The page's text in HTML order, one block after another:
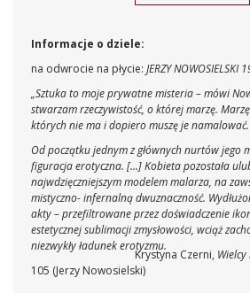
Informacje o dziele:
na odwrocie na płycie: JERZY NOWOSIELSKI
„Sztuka to moje prywatne misteria – mówi
stwarzam rzeczywistość, o której marzę.
których nie ma i dopiero muszę je
Od początku jednym z głównych nurtów jego
figuracja erotyczna. [...] Kobieta pozostała
najwdzięczniejszym modelem malarza, na
mistyczno- infernalną dwuznaczność.
akty – przefiltrowane przez doświadczenie
estetycznej sublimacji zmysłowości, wciąż
niezwykły ładunek erotyzmu.
Krystyna Czerni,
105 (Jerzy Nowosielski)